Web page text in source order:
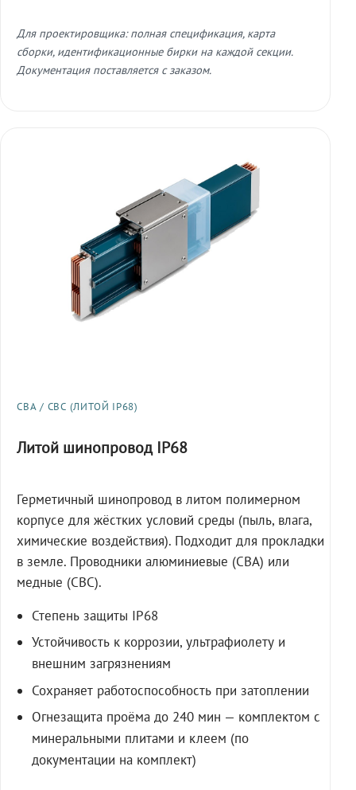
Для проектировщика: полная спецификация, карта
сборки, идентификационные бирки на каждой секции.
Документация поставляется с заказом.
СВА / СВС (ЛИТОЙ IP68)
Литой шинопровод IP68
Герметичный шинопровод в литом полимерном
корпусе для жёстких условий среды (пыль, влага,
химические воздействия). Подходит для прокладки
в земле. Проводники алюминиевые (СВА) или
медные (СВС).
Степень защиты IP68
Устойчивость к коррозии, ультрафиолету и
внешним загрязнениям
Сохраняет работоспособность при затоплении
Огнезащита проёма до 240 мин — комплектом с
минеральными плитами и клеем (по
документации на комплект)